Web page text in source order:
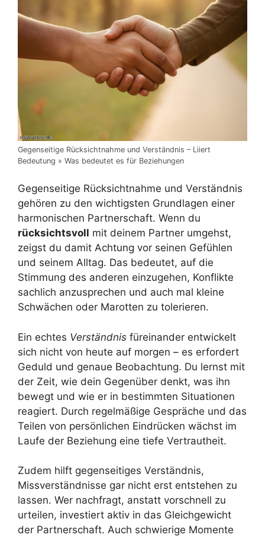
Gegenseitige Rücksichtnahme und Verständnis – Liiert
Bedeutung » Was bedeutet es für Beziehungen
Gegenseitige Rücksichtnahme und Verständnis
gehören zu den wichtigsten Grundlagen einer
harmonischen Partnerschaft. Wenn du
rücksichtsvoll mit deinem Partner umgehst,
zeigst du damit Achtung vor seinen Gefühlen
und seinem Alltag. Das bedeutet, auf die
Stimmung des anderen einzugehen, Konflikte
sachlich anzusprechen und auch mal kleine
Schwächen oder Marotten zu tolerieren.
Ein echtes Verständnis füreinander entwickelt
sich nicht von heute auf morgen – es erfordert
Geduld und genaue Beobachtung. Du lernst mit
der Zeit, wie dein Gegenüber denkt, was ihn
bewegt und wie er in bestimmten Situationen
reagiert. Durch regelmäßige Gespräche und das
Teilen von persönlichen Eindrücken wächst im
Laufe der Beziehung eine tiefe Vertrautheit.
Zudem hilft gegenseitiges Verständnis,
Missverständnisse gar nicht erst entstehen zu
lassen. Wer nachfragt, anstatt vorschnell zu
urteilen, investiert aktiv in das Gleichgewicht
der Partnerschaft. Auch schwierige Momente